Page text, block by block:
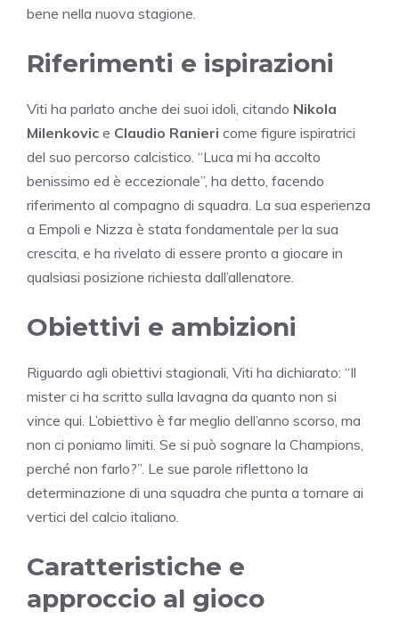
bene nella nuova stagione.
Riferimenti e ispirazioni
Viti ha parlato anche dei suoi idoli, citando Nikola
Milenkovic e Claudio Ranieri come figure ispiratrici
del suo percorso calcistico. “Luca mi ha accolto
benissimo ed è eccezionale”, ha detto, facendo
riferimento al compagno di squadra. La sua esperienza
a Empoli e Nizza è stata fondamentale per la sua
crescita, e ha rivelato di essere pronto a giocare in
qualsiasi posizione richiesta dall’allenatore.
Obiettivi e ambizioni
Riguardo agli obiettivi stagionali, Viti ha dichiarato: “Il
mister ci ha scritto sulla lavagna da quanto non si
vince qui. L’obiettivo è far meglio dell’anno scorso, ma
non ci poniamo limiti. Se si può sognare la Champions,
perché non farlo?”. Le sue parole riflettono la
determinazione di una squadra che punta a tornare ai
vertici del calcio italiano.
Caratteristiche e
approccio al gioco